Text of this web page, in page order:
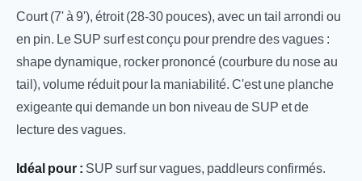
Court (7' à 9'), étroit (28-30 pouces), avec un tail arrondi ou
en pin. Le SUP surf est conçu pour prendre des vagues :
shape dynamique, rocker prononcé (courbure du nose au
tail), volume réduit pour la maniabilité. C'est une planche
exigeante qui demande un bon niveau de SUP et de
lecture des vagues.
Idéal pour : SUP surf sur vagues, paddleurs confirmés.